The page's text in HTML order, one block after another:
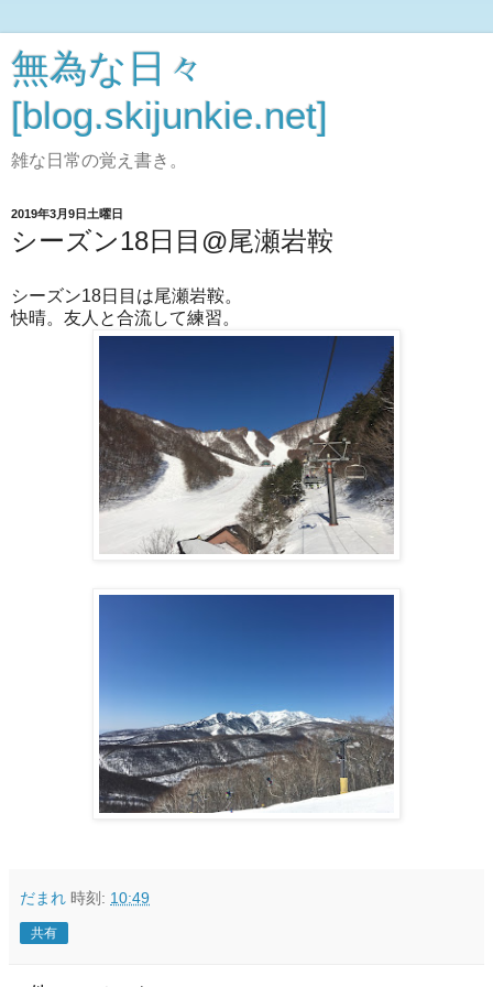
無為な日々
[blog.skijunkie.net]
雑な日常の覚え書き。
2019年3月9日土曜日
シーズン18日目@尾瀬岩鞍
シーズン18日目は尾瀬岩鞍。
快晴。友人と合流して練習。
だまれ 時刻: 10:49
共有